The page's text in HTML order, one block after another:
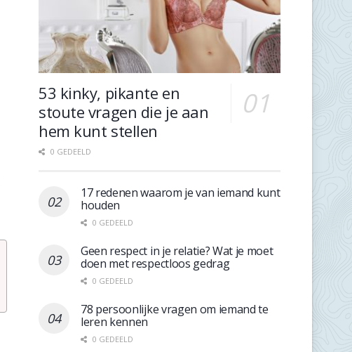
53 kinky, pikante en
stoute vragen die je aan
hem kunt stellen
0 GEDEELD
17 redenen waarom je van iemand kunt
houden
0 GEDEELD
Geen respect in je relatie? Wat je moet
doen met respectloos gedrag
0 GEDEELD
78 persoonlijke vragen om iemand te
leren kennen
0 GEDEELD